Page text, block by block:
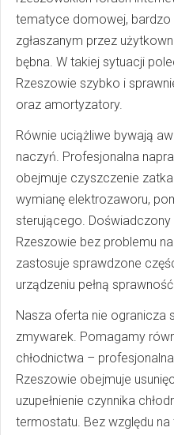
tematyce domowej,
zgłaszanym przez
bębna. W takiej sytuacji
Rzeszowie szybko i
oraz amortyzatory.
Równie uciążliwe bywają
naczyń. Profesjonalna
obejmuje czyszczenie
wymianę elektrozaworu,
sterującego.
Rzeszowie bez problemu
zastosuje sprawdzone
urządzeniu pełną
Nasza oferta nie ogranicza
zmywarek. Pomagamy
chłodnictwa –
Rzeszowie obejmuje
uzupełnienie czynnika
termostatu. Bez względu